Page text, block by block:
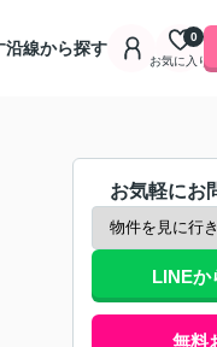
沿線から探す
お気に入り
0
お気軽にお
LINEか
無料